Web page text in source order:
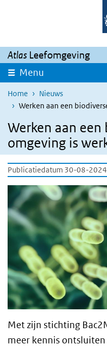
Overslaan en naar de inhoud
Atlas Leefomgeving
Menu
Home
Nieuws
Werken aan een
Werken aan een
omgeving is
Publicatiedatum 30-08-
Met zijn stichting
meer kennis